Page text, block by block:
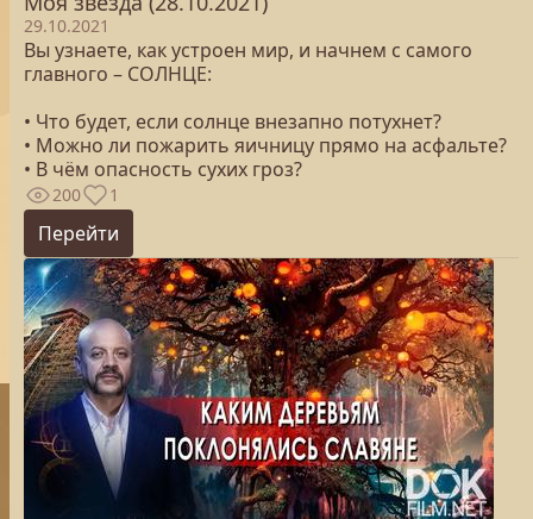
29.10.2021
Вы узнаете, как устроен мир, и начнем с самого
главного – СОЛНЦЕ:
• Что будет, если солнце внезапно потухнет?
• Можно ли пожарить яичницу прямо на асфальте?
• В чём опасность сухих гроз?
200 1
Перейти